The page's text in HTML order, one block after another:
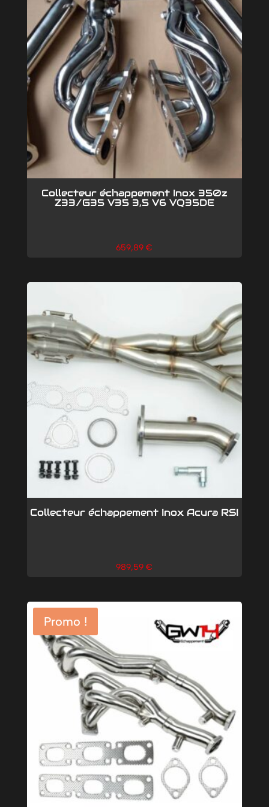
Collecteur échappement Inox 350z
Z33/G35 V35 3,5 V6 VQ35DE
659,89€
Collecteur échappement Inox Acura RSI
989,59€
Promo !